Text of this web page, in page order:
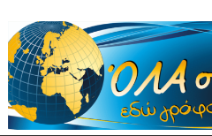
στο
περιεχόμενο